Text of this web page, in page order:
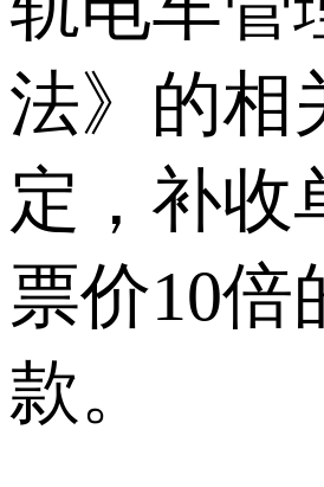
法》的相
定，补收
票价10倍
款。